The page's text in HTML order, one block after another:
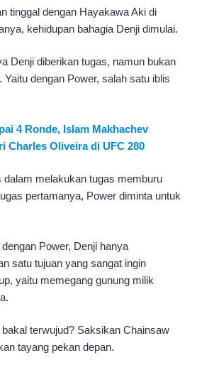
tinggal dengan Hayakawa Aki di
kehidupan bahagia Denji dimulai.
Denji diberikan tugas, namun bukan
dengan Power, salah satu iblis
4 Ronde, Islam Makhachev
Charles Oliveira di UFC 280
dalam melakukan tugas memburu
pertamanya, Power diminta untuk
Power, Denji hanya
satu tujuan yang sangat ingin
yaitu memegang gunung milik
terwujud? Saksikan Chainsaw
tayang pekan depan.